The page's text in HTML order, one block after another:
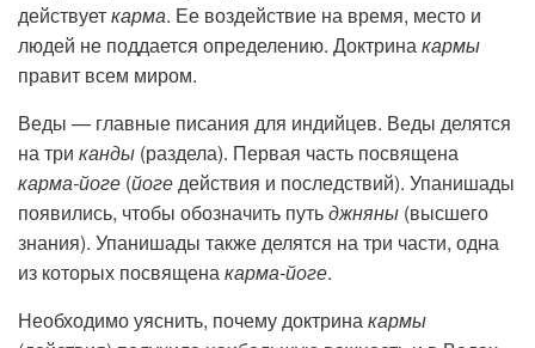
действуеткарма. Ее воздействие на время, место и
людей не поддается определению. Доктринакармы
правит всем миром.
Веды — главные писания для индийцев. Веды делятся
на три канды (раздела). Первая часть посвящена
карма-йоге (йогедействия и последствий). Упанишады
появились, чтобы обозначить путьджняны (высшего
знания). Упанишады также делятся на три части, одна
из которых посвященакарма-йоге.
Необходимо уяснить, почему доктринакармы